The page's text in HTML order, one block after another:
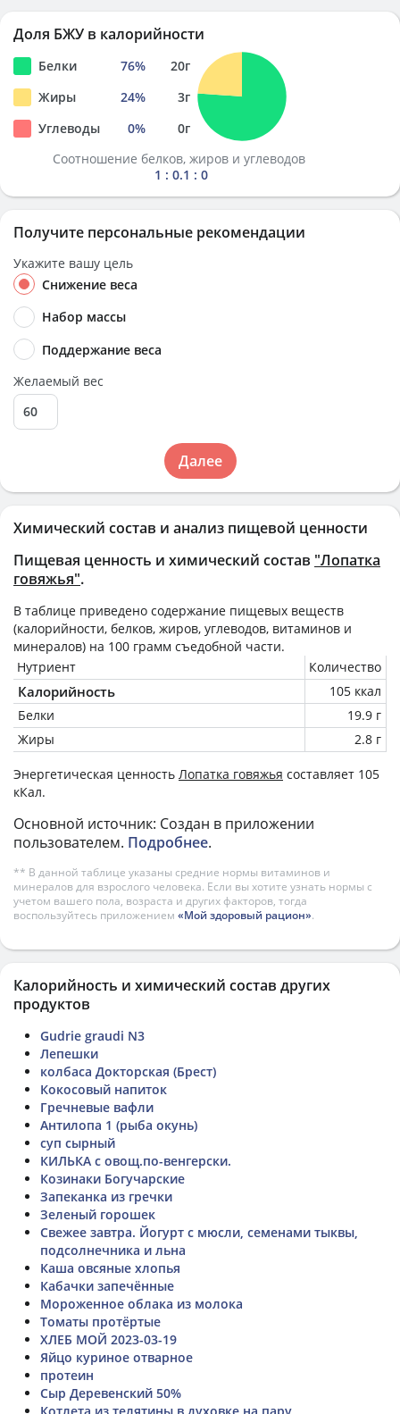
Химический состав и анализ пищевой ценности
Пищевая ценность и химический состав "Лопатка
говяжья".
В таблице приведено содержание пищевых веществ
(калорийности, белков, жиров, углеводов, витаминов и
минералов) на 100 грамм съедобной части.
Нутриент
Количество
Калорийность
105 ккал
Белки
19.9 г
Жиры
2.8 г
Энергетическая ценность Лопатка говяжья составляет 105
кКал.
Основной источник: Создан в приложении
пользователем. Подробнее.
** В данной таблице указаны средние нормы витаминов и
минералов для взрослого человека. Если вы хотите узнать нормы с
учетом вашего пола, возраста и других факторов, тогда
воспользуйтесь приложением «Мой здоровый рацион».
Доля БЖУ в калорийности
Белки 76% 20г
Жиры
24% 3г
Углеводы
0% 0г
Соотношение белков, жиров и углеводов
1 : 0.1 : 0
Получите персональные рекомендации
Укажите вашу цель
Снижение веса
Набор массы
Поддержание веса
Желаемый вес
Далее
Калорийность и химический состав других
продуктов
Gudrie graudi N3
Лепешки
колбаса Докторская (Брест)
Кокосовый напиток
Гречневые вафли
Антилопа 1 (рыба окунь)
суп сырный
КИЛЬКА с овощ.по-венгерски.
Козинаки Богучарские
Запеканка из гречки
Зеленый горошек
Свежее завтра. Йогурт с мюсли, семенами тыквы,
подсолнечника и льна
Каша овсяные хлопья
Кабачки запечённые
Мороженное облака из молока
Томаты протëртые
ХЛЕБ МОЙ 2023-03-19
Яйцо куриное отварное
протеин
Сыр Деревенский 50%